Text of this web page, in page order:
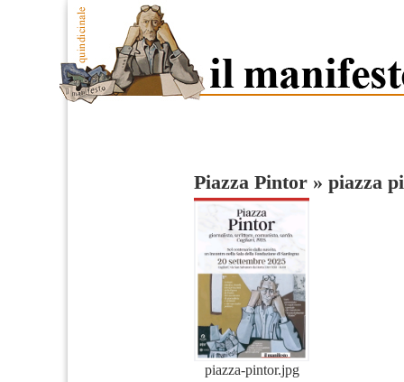
Piazza Pintor » piazza
piazza-pintor.jpg